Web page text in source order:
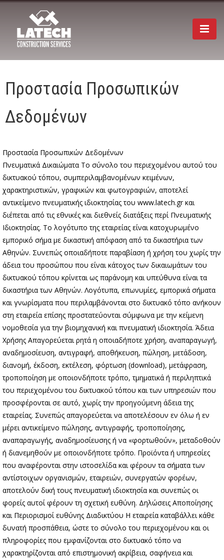
Προστασία Προσωπικών
Δεδομένων
Προστασία Προσωπικών Δεδομένων
Πνευματικά Δικαιώματα Το σύνολο του περιεχομένου αυτού του
δικτυακού τόπου, συμπεριλαμβανομένων κειμένων,
χαρακτηριστικών, γραφικών και φωτογραφιών, αποτελεί
αντικείμενο πνευματικής ιδιοκτησίας του www.latech.gr και
διέπεται από τις εθνικές και διεθνείς διατάξεις περί Πνευματικής
Ιδιοκτησίας. Το λογότυπο της εταιρείας είναι κατοχυρωμένο
εμπορικό σήμα με δικαστική απόφαση από τα δικαστήρια των
Αθηνών. Συνεπώς οποιαδήποτε παραβίαση ή χρήση του χωρίς την
άδεια του προσώπου που είναι κάτοχος των δικαιωμάτων του
δικτυακού τόπου κρίνεται ως παράνομη και υπεύθυνα είναι τα
δικαστήρια των Αθηνών. Λογότυπα, επωνυμίες, εμπορικά σήματα
και γνωρίσματα που περιλαμβάνονται στο δικτυακό τόπο ανήκουν
στη εταιρεία επίσης προστατεύονται σύμφωνα με την κείμενη
νομοθεσία για την βιομηχανική και πνευματική ιδιοκτησία. Άδεια
Χρήσης Απαγορεύεται ρητά η οποιαδήποτε χρήση, αναπαραγωγή,
αναδημοσίευση, αντιγραφή, αποθήκευση, πώληση, μετάδοση,
διανομή, έκδοση, εκτέλεση, φόρτωση (download), μετάφραση,
τροποποίηση με οποιονδήποτε τρόπο, τμηματικά ή περιληπτικά
του περιεχομένου του δικτυακού τόπου και των υπηρεσιών που
προσφέρονται σε αυτό, χωρίς την προηγούμενη άδεια της
εταιρείας. Συνεπώς απαγορεύεται να αποτελέσουν εν όλω ή εν
μέρει αντικείμενο πώλησης, αντιγραφής, τροποποίησης,
αναπαραγωγής, αναδημοσίευσης ή να «φορτωθούν», μεταδοθούν
ή διανεμηθούν με οποιονδήποτε τρόπο. Προϊόντα ή υπηρεσίες
που αναφέρονται στην ιστοσελίδα και φέρουν τα σήματα των
αντίστοιχων οργανισμών, εταιρειών, συνεργατών φορέων,
αποτελούν δική τους πνευματική ιδιοκτησία και συνεπώς οι
φορείς αυτοί φέρουν τη σχετική ευθύνη. Δηλώσεις Αποποίησης
και Περιορισμοί ευθύνης Διαδικτύου Η εταιρεία καταβάλλει κάθε
δυνατή προσπάθεια, ώστε το σύνολο του περιεχομένου και οι
πληροφορίες που εμφανίζονται στο δικτυακό τόπο να
χαρακτηρίζονται από επιστημονική ακρίβεια, σαφήνεια και